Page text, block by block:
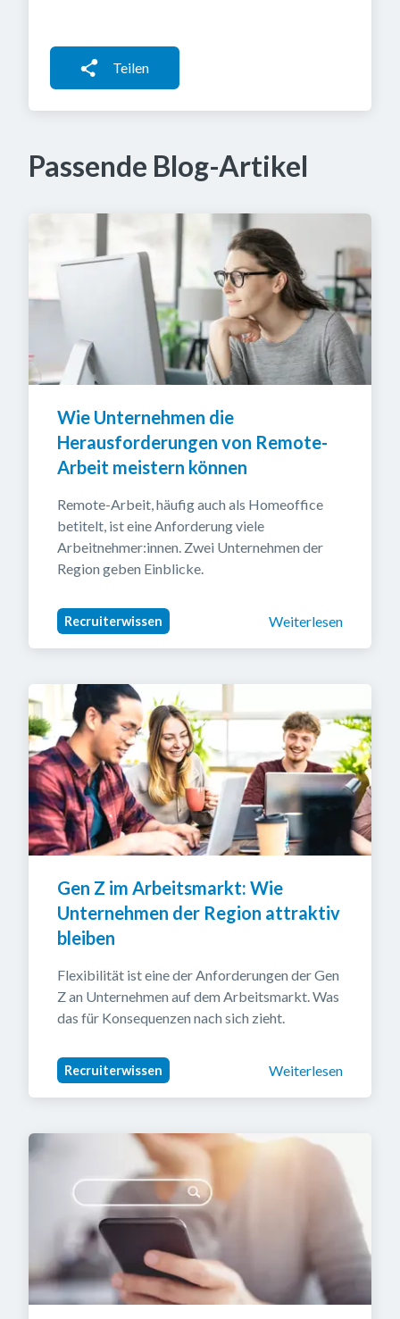
Teilen
Passende Blog-Artikel
Wie Unternehmen die
Herausforderungen von Remote-
Arbeit meistern können
Remote-Arbeit, häufig auch als Homeoffice
betitelt, ist eine Anforderung viele
Arbeitnehmer:innen. Zwei Unternehmen der
Region geben Einblicke.
Recruiterwissen Weiterlesen
Gen Z im Arbeitsmarkt: Wie
Unternehmen der Region attraktiv
bleiben
Flexibilität ist eine der Anforderungen der Gen
Z an Unternehmen auf dem Arbeitsmarkt. Was
das für Konsequenzen nach sich zieht.
Recruiterwissen Weiterlesen